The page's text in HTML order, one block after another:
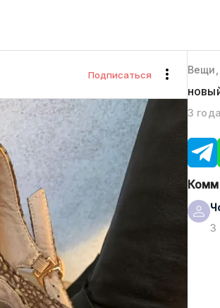
Подписаться Вещи,
3
3